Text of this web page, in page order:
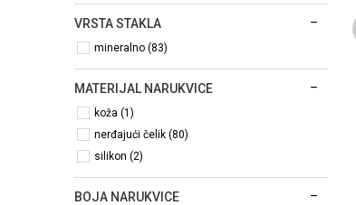
VRSTA STAKLA
mineralno (83)
MATERIJAL NARUKVICE
koža (1)
nerđajući čelik (80)
silikon (2)
BOJA NARUKVICE